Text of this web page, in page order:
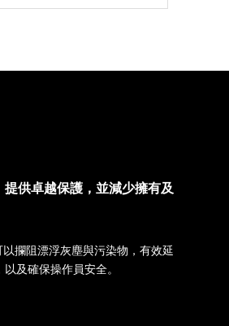
提供卓越保護，並減少擁有及
攔阻漂浮灰塵與污染物，有效延
及確保操作員安全。